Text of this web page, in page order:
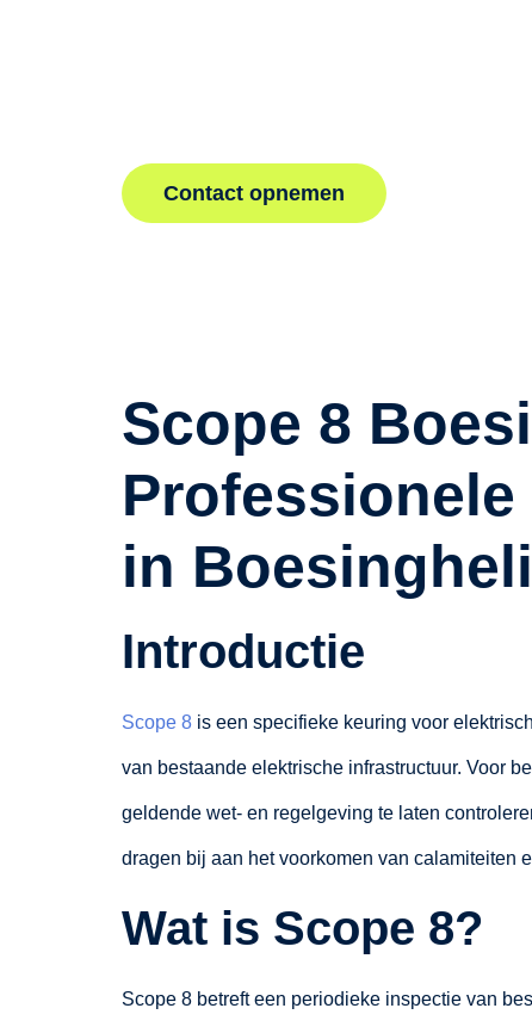
Contact opnemen
Scope 8
in
Introductie
Scope 8 is een specifieke keuring voor
van bestaande elektrische infrastructuur. Voor
geldende wet- en regelgeving te laten
dragen bij aan het voorkomen van calamiteiten
Wat is Scope 8?
Scope 8 betreft een periodieke inspectie van